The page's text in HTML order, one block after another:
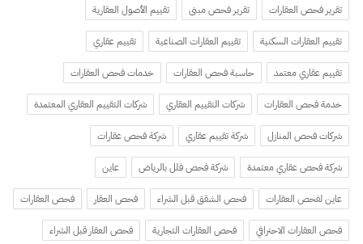
تقرير فحص العقارات تقرير فحص مبنى تقييم الأصول العقارية
تقييم العقارات السكنية تقييم العقارات الصناعية تقييم عقاري
تقييم عقاري معتمد حاسبة فحص العقارات خدمات فحص العقارات
خدمة فحص العقارات شركات التقييم العقاري شركات التقييم العقاري المعتمدة
شركات فحص المنازل شركة تقييم عقاري شركة فحص عقارات
شركة فحص عقاري معتمدة شركة فحص فلل بالرياض عاين
عاين لفحص العقارات فحص الشقق قبل الشراء فحص العقار فحص العقارات
فحص العقارات الاحترافي فحص العقارات التجارية فحص العقار قبل الشراء